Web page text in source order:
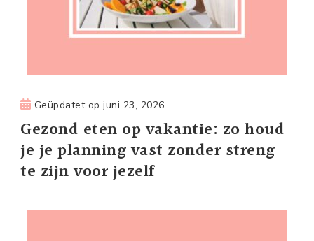
Geüpdatet opjuni 23, 2026
Gezond eten op vakantie: zo houd
je je planning vast zonder streng
te zijn voor jezelf